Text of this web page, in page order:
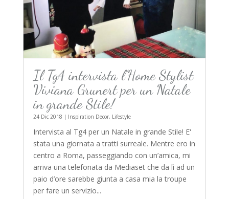
Il Tg4 intervista l’Home Stylist
Viviana Grunert per un Natale
in grande Stile!
24 Dic 2018 | Inspiration Decor, Lifestyle
Intervista al Tg4 per un Natale in grande Stile! E'
stata una giornata a tratti surreale. Mentre ero in
centro a Roma, passeggiando con un’amica, mi
arriva una telefonata da Mediaset che da lì ad un
paio d’ore sarebbe giunta a casa mia la troupe
per fare un servizio...